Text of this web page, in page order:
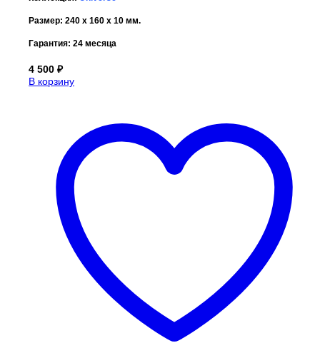
Размер: 240 х 160 х 10 мм.
Гарантия: 24 месяца
4 500 ₽
В корзину